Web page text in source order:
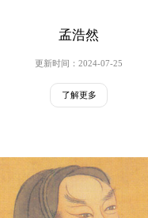
孟浩然
更新时间：2024-07-25
了解更多